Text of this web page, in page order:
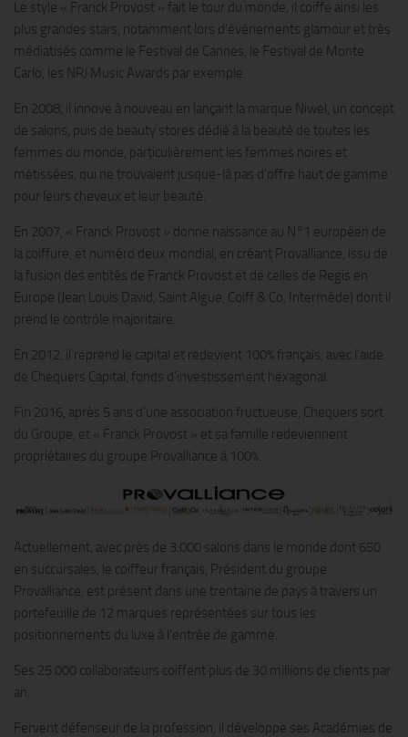
Le style « Franck Provost » fait le tour du monde, il coiffe ainsi les
plus grandes stars, notamment lors d’événements glamour et très
médiatisés comme le Festival de Cannes, le Festival de Monte
Carlo, les NRJ Music Awards par exemple.
En 2008, il innove à nouveau en lançant la marque Niwel, un concept
de salons, puis de beauty stores dédié à la beauté de toutes les
femmes du monde, particulièrement les femmes noires et
métissées, qui ne trouvaient jusque-là pas d’offre haut de gamme
pour leurs cheveux et leur beauté.
En 2007, « Franck Provost » donne naissance au N°1 européen de
la coiffure, et numéro deux mondial, en créant Provalliance, issu de
la fusion des entités de Franck Provost et de celles de Regis en
Europe (Jean Louis David, Saint Algue, Coiff & Co, Intermède) dont il
prend le contrôle majoritaire.
En 2012, il reprend le capital et redevient 100% français, avec l’aide
de Chequers Capital, fonds d’investissement hexagonal.
Fin 2016, après 5 ans d’une association fructueuse, Chequers sort
du Groupe, et « Franck Provost » et sa famille redeviennent
propriétaires du groupe Provalliance à 100%.
Actuellement, avec près de 3.000 salons dans le monde dont 650
en succursales, le coiffeur français, Président du groupe
Provalliance, est présent dans une trentaine de pays à travers un
portefeuille de 12 marques représentées sur tous les
positionnements du luxe à l’entrée de gamme.
Ses 25.000 collaborateurs coiffent plus de 30 millions de clients par
an.
Fervent défenseur de la profession, il développe ses Académies de